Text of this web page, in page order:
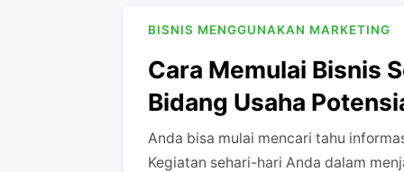
BISNIS MENGGUNAKAN MARKETING
Cara Memulai Bisnis
Bidang Usaha
Anda bisa mulai mencari tahu
Kegiatan sehari-hari Anda dalam